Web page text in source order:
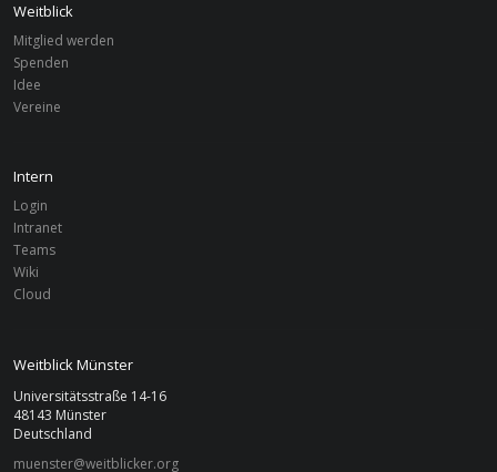
Weitblick
Mitglied werden
Spenden
Idee
Vereine
Intern
Login
Intranet
Teams
Wiki
Cloud
Weitblick Münster
Universitätsstraße 14-16
48143 Münster
Deutschland
muenster@weitblicker.org